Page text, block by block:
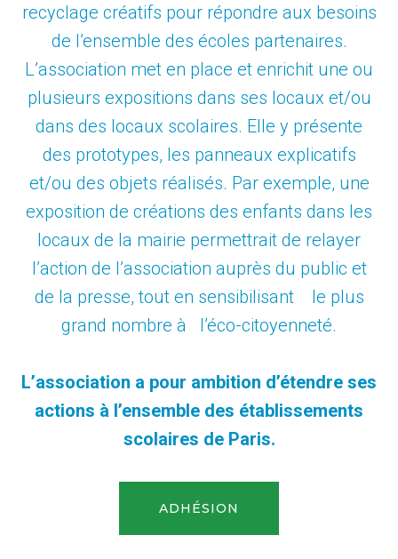
recyclage créatifs pour répondre aux besoins
de l’ensemble des écoles partenaires.
L’association met en place et enrichit une ou
plusieurs expositions dans ses locaux et/ou
dans des locaux scolaires. Elle y présente
des prototypes, les panneaux explicatifs
et/ou des objets réalisés. Par exemple, une
exposition de créations des enfants dans les
locaux de la mairie permettrait de relayer
l’action de l’association auprès du public et
de la presse, tout en sensibilisant le plus
grand nombre à l’éco-citoyenneté.
L’association a pour ambition d’étendre ses
actions à l’ensemble des établissements
scolaires de Paris.
ADHÉSION